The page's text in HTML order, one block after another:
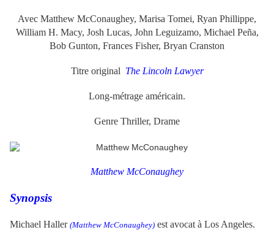
Avec Matthew McConaughey, Marisa Tomei, Ryan Phillippe,
William H. Macy, Josh Lucas, John Leguizamo, Michael Peña,
Bob Gunton, Frances Fisher, Bryan Cranston
Titre original The Lincoln Lawyer
Long-métrage américain.
Genre Thriller, Drame
Matthew McConaughey
Synopsis
Michael Haller (Matthew McConaughey) est avocat à Los Angeles.